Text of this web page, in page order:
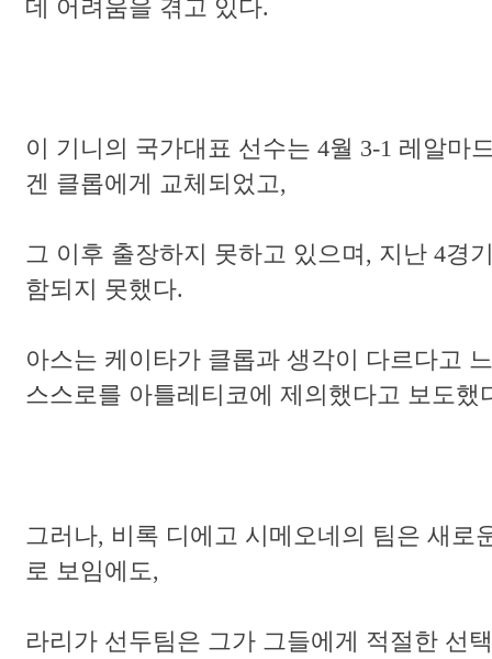
데 어려움을 겪고 있다.
이 기니의 국가대표 선수는 4월 3-1 레알마
겐 클롭에게 교체되었고,
그 이후 출장하지 못하고 있으며, 지난 4경
함되지 못했다.
아스는 케이타가 클롭과 생각이 다르다고
스스로를 아틀레티코에 제의했다고 보도했
그러나, 비록 디에고 시메오네의 팀은 새로
로 보임에도,
라리가 선두팀은 그가 그들에게 적절한 선